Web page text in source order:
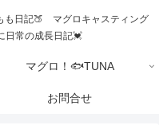
日記🍑 マグロキャスティング
常の成長日記💓
マグロ！🐟TUNA
お問合せ